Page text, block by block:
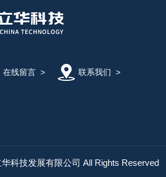
在线留言> 联系我们 >
科技发展有限公司 All Rights Reserved